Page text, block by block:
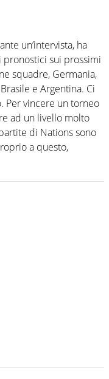
un’intervista, ha
pronostici sui prossimi
squadre, Germania,
e Argentina. Ci
Per vincere un torneo
ad un livello molto
di Nations sono
a questo,